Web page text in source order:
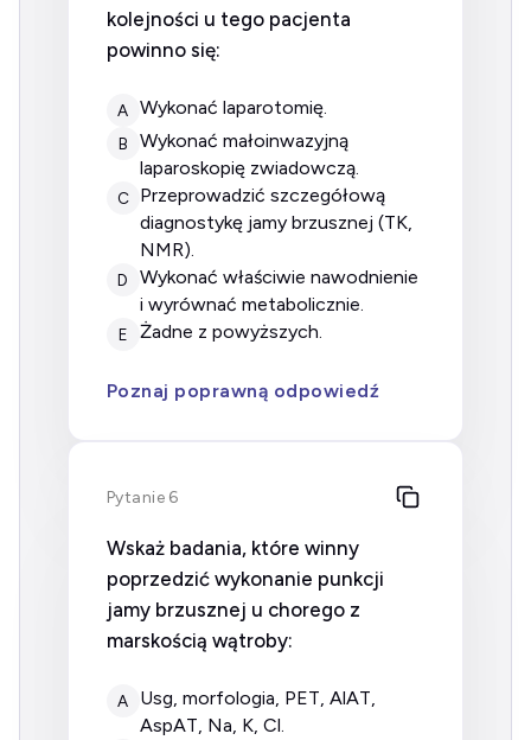
kolejności u tego pacjenta
powinno się:
A wykonać laparotomię.
B
wykonać małoinwazyjną
laparoskopię zwiadowczą.
C
przeprowadzić szczegółową
diagnostykę jamy brzusznej (TK,
NMR).
D
wykonać właściwie nawodnienie
i wyrównać metabolicznie.
E żadne z powyższych.
Poznaj poprawną odpowiedź
Pytanie 6
Wskaż badania, które winny
poprzedzić wykonanie punkcji
jamy brzusznej u chorego z
marskością wątroby:
A
usg, morfologia, PET, AlAT,
AspAT, Na, K, Cl.